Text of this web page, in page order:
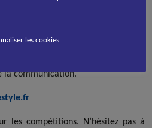
la communication.
les compétitions. N’hésitez pas à
les cookies